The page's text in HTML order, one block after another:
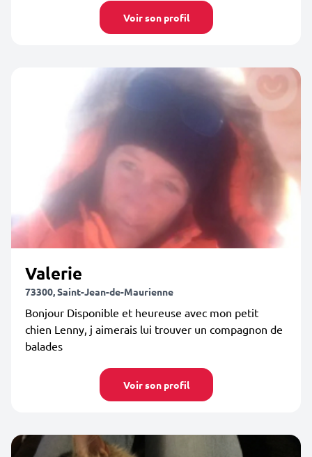
Voir son profil
Valerie
73300, Saint-Jean-de-Maurienne
Bonjour Disponible et heureuse avec mon petit
chien Lenny, j aimerais lui trouver un compagnon de
balades
Voir son profil